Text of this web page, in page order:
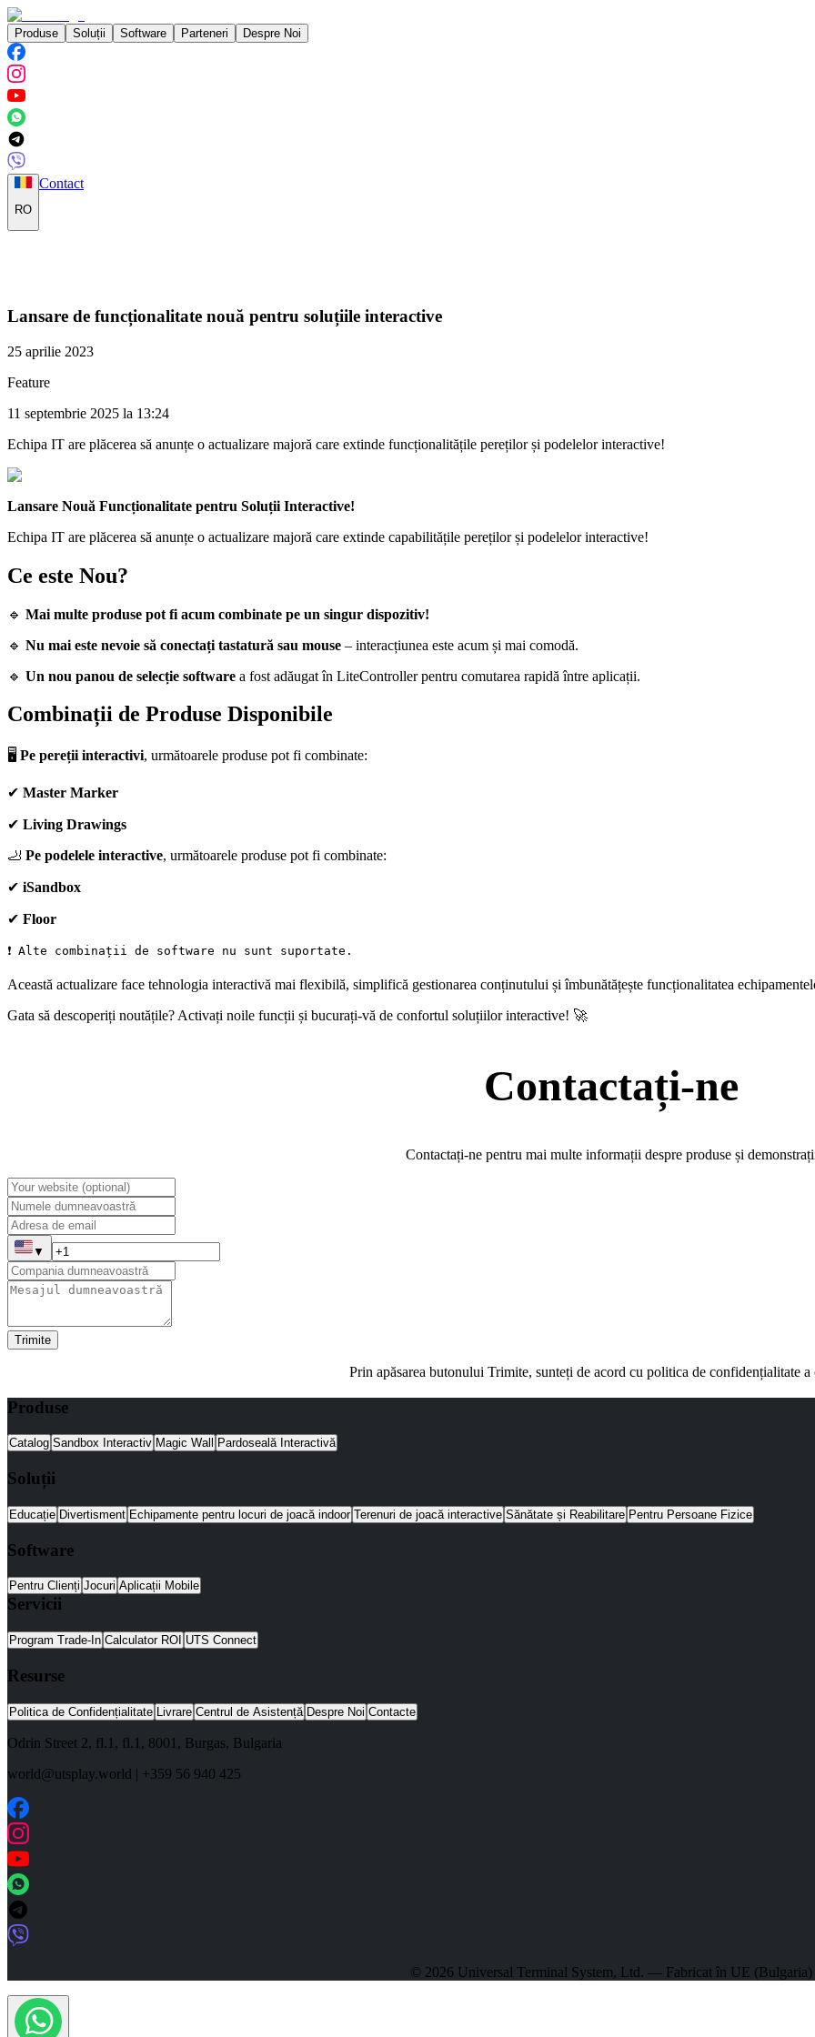
Produse Soluții Software Parteneri Despre Noi
RO
Contact
Lansare de funcționalitate nouă pentru soluțiile interactive
25 aprilie 2023
Feature
11 septembrie 2025 la 13:24
Echipa IT are plăcerea să anunțe o actualizare majoră care extinde funcționalitățile pereților și podelelor interactive!
Lansare Nouă Funcționalitate pentru Soluții Interactive!
Echipa IT are plăcerea să anunțe o actualizare majoră care extinde capabilitățile pereților și podelelor interactive!
Ce este Nou?
🔹 Mai multe produse pot fi acum combinate pe un singur dispozitiv!
🔹 Nu mai este nevoie să conectați tastatură sau mouse – interacțiunea este acum și mai comodă.
🔹 Un nou panou de selecție software a fost adăugat în LiteController pentru comutarea rapidă între aplicații.
Combinații de Produse Disponibile
🖥️ Pe pereții interactivi, următoarele produse pot fi combinate:
✔ Master Marker
✔ Living Drawings
🦶 Pe podelele interactive, următoarele produse pot fi combinate:
✔ iSandbox
✔ Floor
❗ Alte combinații de software nu sunt suportate.
Această actualizare face tehnologia interactivă mai flexibilă, simplifică gestionarea conținutului și îmbunătățește funcționalitatea
Gata să descoperiți noutățile? Activați noile funcții și bucurați-vă de confortul soluțiilor interactive! 🚀
Contactați-ne
Contactați-ne pentru mai multe informații despre produse și
▼
Trimite
Prin apăsarea butonului Trimite, sunteți de acord cu politica de confidențialitate a
Produse
Catalog Sandbox Interactiv Magic Wall Pardoseală Interactivă
Soluții
Educație Divertisment Echipamente pentru locuri de joacă indoor Terenuri de joacă interactive Sănătate și Reabilitare Pentru Persoane Fizice
Software
Pentru Clienți Jocuri Aplicații Mobile
Servicii
Program Trade-In Calculator ROI UTS Connect
Resurse
Politica de Confidențialitate Livrare Centrul de Asistență Despre Noi Contacte
Odrin Street 2, fl.1 , fl.1, 8001 , Burgas, Bulgaria
world@utsplay.world | +359 56 940 425
© 2026 Universal Terminal System, Ltd. — Fabricat în UE (Bulgaria)